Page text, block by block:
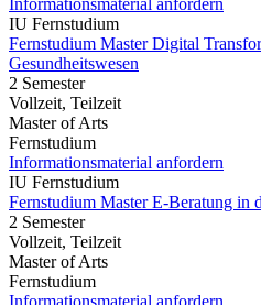
Informationsmaterial anfordern
IU Fernstudium
Fernstudium Master Digital
Gesundheitswesen
2 Semester
Vollzeit, Teilzeit
Master of Arts
Fernstudium
Informationsmaterial anfordern
IU Fernstudium
Fernstudium Master E-Beratung in
2 Semester
Vollzeit, Teilzeit
Master of Arts
Fernstudium
Informationsmaterial anfordern